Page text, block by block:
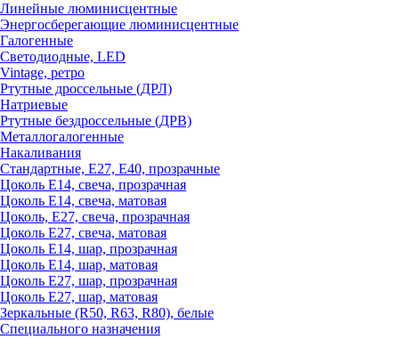
Линейные люминисцентные
Энергосберегающие люминисцентные
Галогенные
Светодиодные, LED
Vintage, ретро
Ртутные дроссельные (ДРЛ)
Натриевые
Ртутные бездроссельные (ДРВ)
Металлогалогенные
Накаливания
Стандартные, Е27, Е40, прозрачные
Цоколь Е14, свеча, прозрачная
Цоколь Е14, свеча, матовая
Цоколь, Е27, свеча, прозрачная
Цоколь Е27, свеча, матовая
Цоколь Е14, шар, прозрачная
Цоколь Е14, шар, матовая
Цоколь Е27, шар, прозрачная
Цоколь Е27, шар, матовая
Зеркальные (R50, R63, R80), белые
Специального назначения